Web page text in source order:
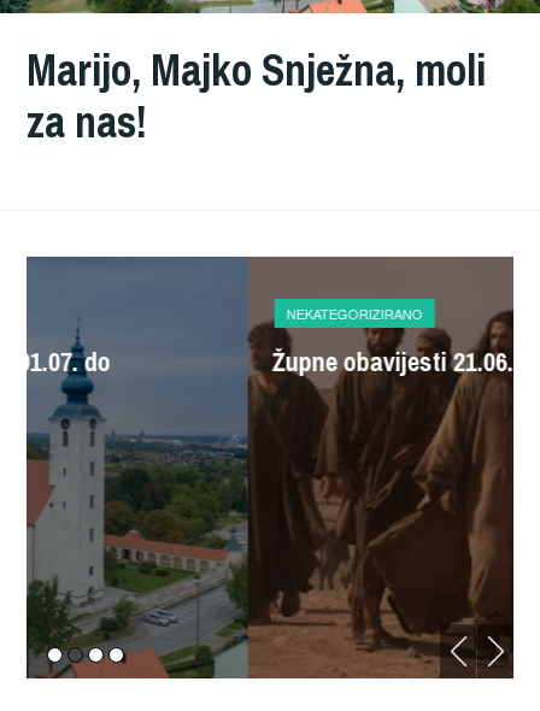
Marijo, Majko Snježna, moli
za nas!
NEKATEGORIZIRANO
Župne obavijesti 21.06.2026.